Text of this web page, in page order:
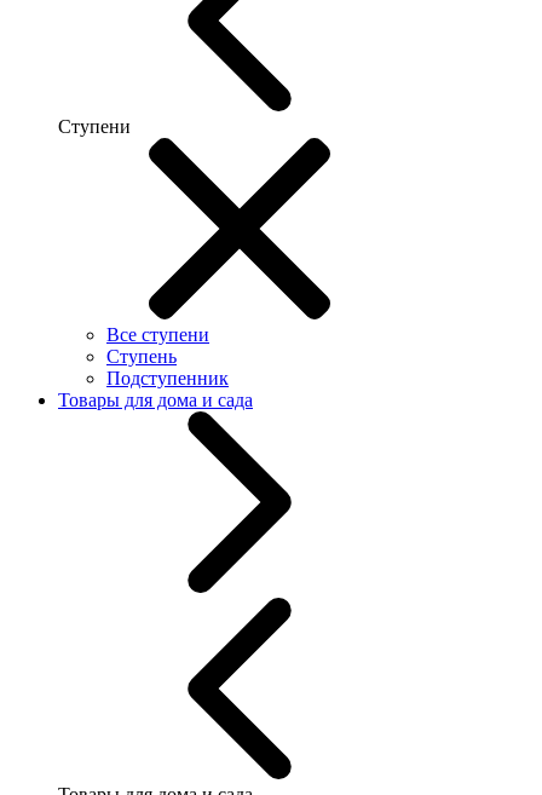
Ступени
Все ступени
Ступень
Подступенник
Товары для дома и сада